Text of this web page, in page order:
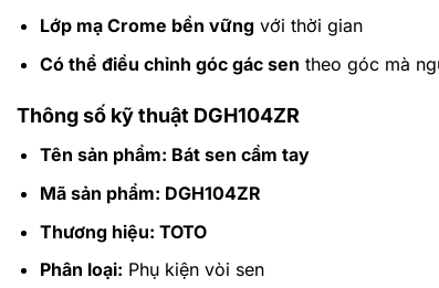
Lớp mạ Crome bền vữngvới thời gian
Có thể điều chỉnh góc gác sen theo góc mà
Thông số kỹ thuật DGH104ZR
Tên sản phẩm: Bát sen cầm tay
Mã sản phẩm: DGH104ZR
Thương hiệu: TOTO
Phân loại: Phụ kiện vòi sen